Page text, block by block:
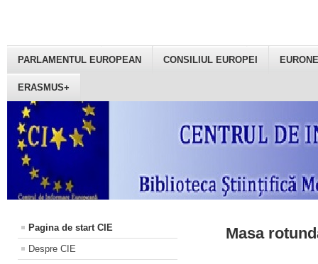
PARLAMENTUL EUROPEAN CONSILIUL EUROPEI
ERASMUS+
Pagina de start CIE
Despre CIE
Masa